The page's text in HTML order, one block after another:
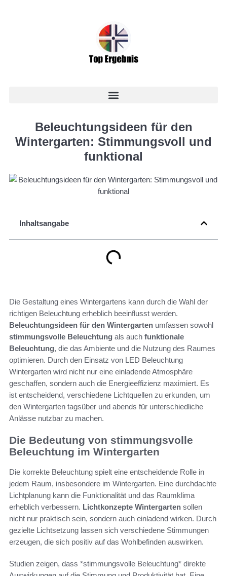
Beleuchtungsideen für den
Wintergarten: Stimmungsvoll und
funktional
Inhaltsangabe
Die Gestaltung eines Wintergartens kann durch die Wahl der
richtigen Beleuchtung erheblich beeinflusst werden.
Beleuchtungsideen für den Wintergarten umfassen sowohl
stimmungsvolle Beleuchtung als auch funktionale
Beleuchtung, die das Ambiente und die Nutzung des Raumes
optimieren. Durch den Einsatz von LED Beleuchtung
Wintergarten wird nicht nur eine einladende Atmosphäre
geschaffen, sondern auch die Energieeffizienz maximiert. Es
ist entscheidend, verschiedene Lichtquellen zu erkunden, um
den Wintergarten tagsüber und abends für unterschiedliche
Anlässe nutzbar zu machen.
Die Bedeutung von stimmungsvolle
Beleuchtung im Wintergarten
Die korrekte Beleuchtung spielt eine entscheidende Rolle in
jedem Raum, insbesondere im Wintergarten. Eine durchdachte
Lichtplanung kann die Funktionalität und das Raumklima
erheblich verbessern. Lichtkonzepte Wintergarten sollen
nicht nur praktisch sein, sondern auch einladend wirken. Durch
gezielte Lichtsetzung lassen sich verschiedene Stimmungen
erzeugen, die sich positiv auf das Wohlbefinden auswirken.
Studien zeigen, dass *stimmungsvolle Beleuchtung* direkte